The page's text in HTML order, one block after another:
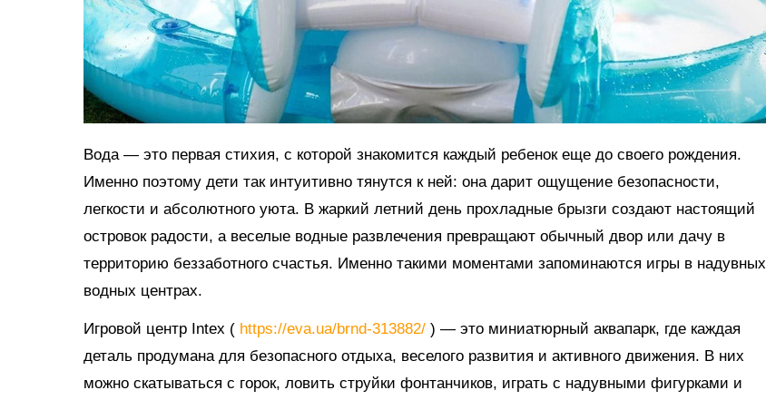
Вода — это первая стихия, с которой знакомится каждый ребенок еще до своего рождения.
Именно поэтому дети так интуитивно тянутся к ней: она дарит ощущение безопасности,
легкости и абсолютного уюта. В жаркий летний день прохладные брызги создают настоящий
островок радости, а веселые водные развлечения превращают обычный двор или дачу в
территорию беззаботного счастья. Именно такими моментами запоминаются игры в надувных
водных центрах.
Игровой центр Intex ( https://eva.ua/brnd-313882/ ) — это миниатюрный аквапарк, где каждая
деталь продумана для безопасного отдыха, веселого развития и активного движения. В них
можно скатываться с горок, ловить струйки фонтанчиков, играть с надувными фигурками и